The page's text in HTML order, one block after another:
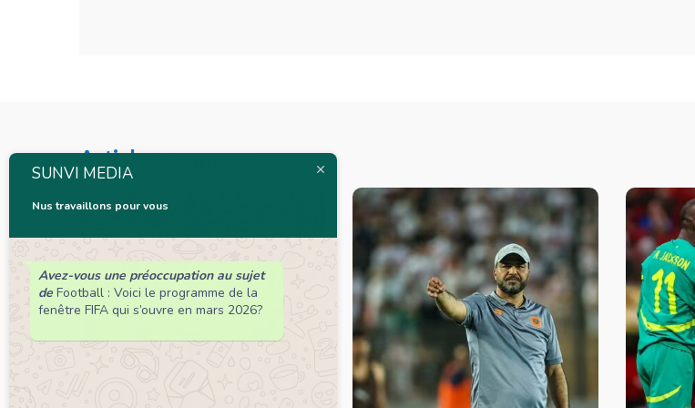
Articles connexes
SUNVI MEDIA
Nus travaillons pour vous
Avez-vous une préoccupation au sujet
de Football : Voici le programme de la
fenêtre FIFA qui s’ouvre en mars 2026?